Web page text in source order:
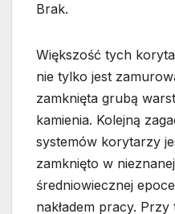
Brak.
Większość tych
nie tylko jest
zamknięta grubą
kamienia. Kolejną
systemów korytarzy
zamknięto w
średniowiecznej
nakładem pracy.